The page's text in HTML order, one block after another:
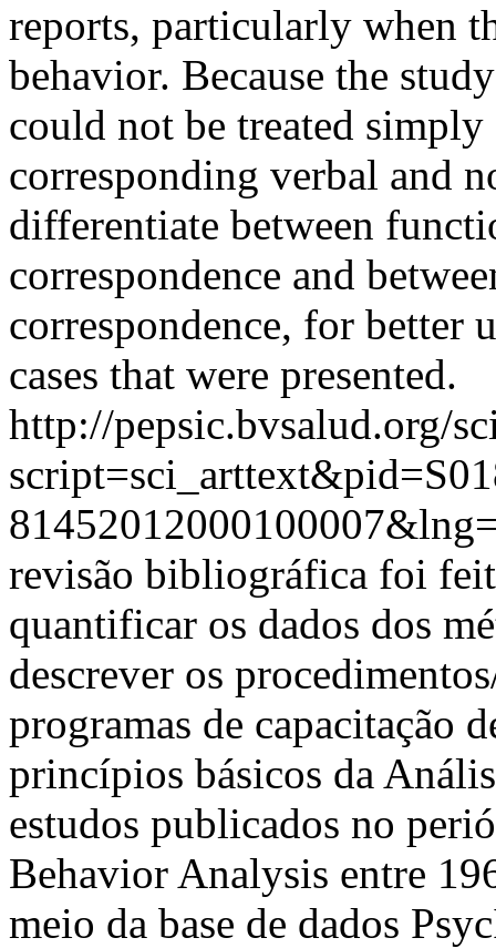
reports, particularly when
behavior. Because the
could not be treated
corresponding verbal and
differentiate between
correspondence and
correspondence, for better
cases that were presented.
http://pepsic.bvsalud.org/
revisão bibliográfica foi
quantificar os dados dos
descrever os
programas de capacitação
princípios básicos da
estudos publicados no
Behavior Analysis entre
meio da base de dados